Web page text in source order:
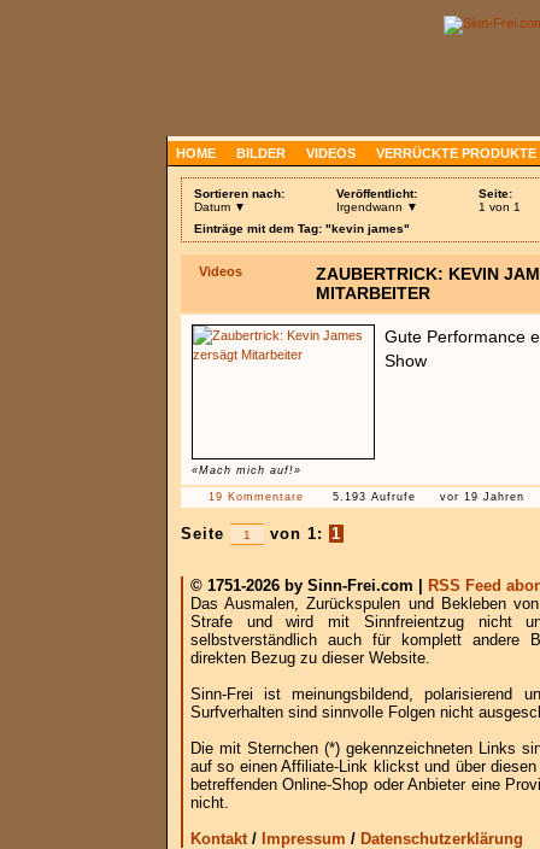
HOME BILDER VIDEOS VERRÜCKTE PRODUKTE
Sortieren nach:
Datum ▼
Veröffentlicht:
Irgendwann ▼
Seite:
1 von 1
Einträge mit dem Tag: "kevin james"
Videos
ZAUBERTRICK: KEVIN
MITARBEITER
«Mach mich auf!»
Gute Performance
Show
19 Kommentare 5.193 Aufrufe vor 19 Jahren
Seite von 1: 1
© 1751-2026 by Sinn-Frei.com |
RSS Feed
Das Ausmalen, Zurückspulen und Bekleben
Strafe und wird mit Sinnfreientzug nicht
selbstverständlich auch für komplett andere
direkten Bezug zu dieser Website.
Sinn-Frei ist meinungsbildend, polarisierend
Surfverhalten sind sinnvolle Folgen nicht
Die mit Sternchen (*) gekennzeichneten Links
auf so einen Affiliate-Link klickst und über
betreffenden Online-Shop oder Anbieter eine
nicht.
Kontakt/ Impressum / Datenschutzerklärung